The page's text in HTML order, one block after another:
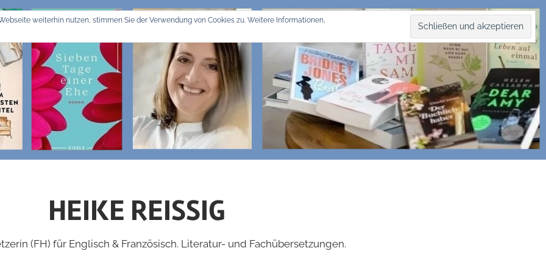
HEIKE REISSIG
(FH) für Englisch & Französisch. Literatur- und Fachübersetzungen.
weiterhin nutzen, stimmen Sie der Verwendung von Cookies zu. Weitere Informationen,